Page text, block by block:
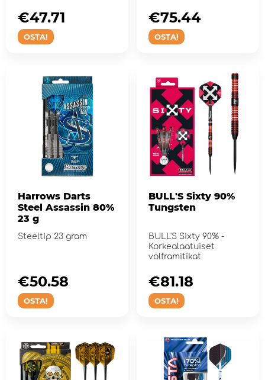
OSTA!
€47.71
OSTA!
€75.44
Harrows Darts
Steel Assassin 80%
23 g
Steeltip 23 gram
OSTA!
€50.58
BULL'S Sixty 90%
Tungsten
BULL'S Sixty 90% -
Korkealaatuiset
volframitikat
OSTA!
€81.18